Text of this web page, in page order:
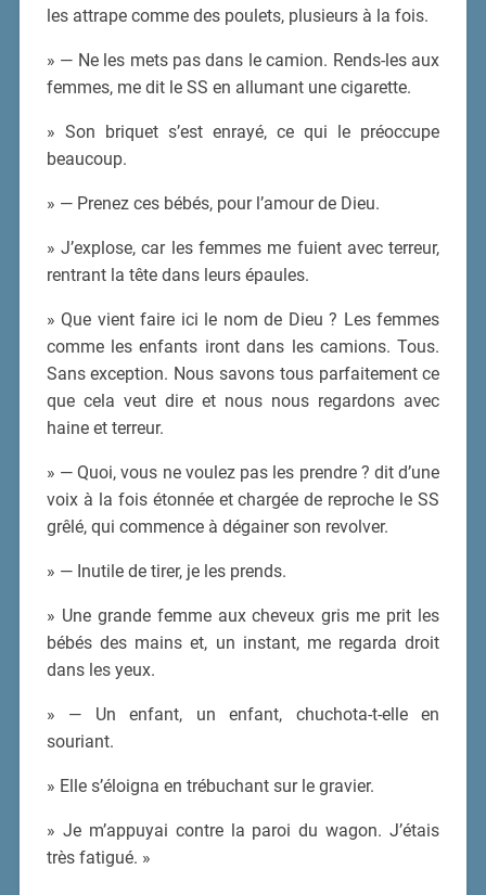
les attrape comme des poulets, plusieurs à la fois.
» — Ne les mets pas dans le camion. Rends-les aux
femmes, me dit le SS en allumant une cigarette.
» Son briquet s’est enrayé, ce qui le préoccupe
beaucoup.
» — Prenez ces bébés, pour l’amour de Dieu.
» J’explose, car les femmes me fuient avec terreur,
rentrant la tête dans leurs épaules.
» Que vient faire ici le nom de Dieu ? Les femmes
comme les enfants iront dans les camions. Tous.
Sans exception. Nous savons tous parfaitement ce
que cela veut dire et nous nous regardons avec
haine et terreur.
» — Quoi, vous ne voulez pas les prendre ? dit d’une
voix à la fois étonnée et chargée de reproche le SS
grêlé, qui commence à dégainer son revolver.
» — Inutile de tirer, je les prends.
» Une grande femme aux cheveux gris me prit les
bébés des mains et, un instant, me regarda droit
dans les yeux.
» — Un enfant, un enfant, chuchota-t-elle en
souriant.
» Elle s’éloigna en trébuchant sur le gravier.
» Je m’appuyai contre la paroi du wagon. J’étais
très fatigué. »